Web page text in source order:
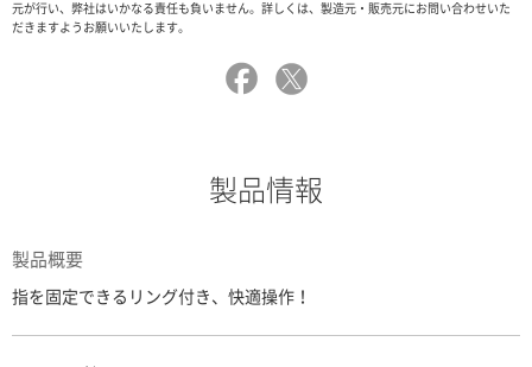
元が行い、弊社はいかなる責任も負いません。詳しくは、製造元・販売元にお問い合わせいた
だきますようお願いいたします。
製品情報
製品概要
指を固定できるリング付き、快適操作！